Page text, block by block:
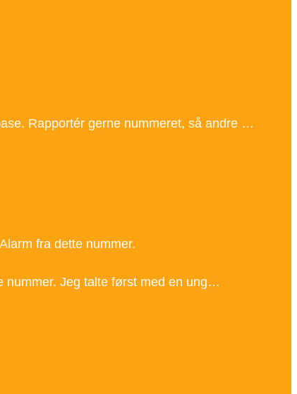
Rapportér gerne nummeret, så andre …
fra dette nummer.
nummer. Jeg talte først med en ung…